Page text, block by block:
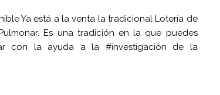
Ya está a la venta la tradicional Lotería de
Es una tradición en la que puedes
con la ayuda a la #investigación de la